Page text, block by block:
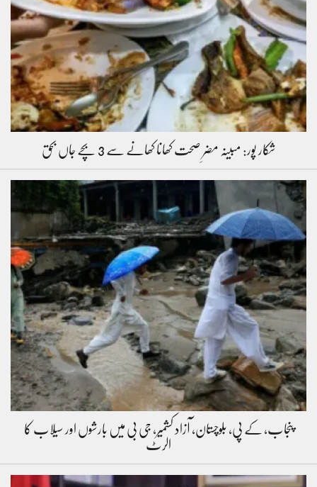
شکار پور: مبینہ مضرِ صحت کھانا کھانے سے 3 بچے جاں بحق
پنجاب، کے پی، بلوچستان، آزاد کشمیر، جی بی میں بارشوں اور سیلاب کا
الرٹ